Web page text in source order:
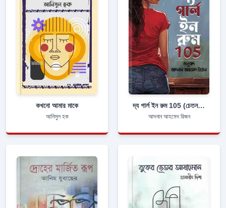
কখনো আমার মাকে
আনিসুল হক
দ্য গার্ল ইন রুম 105 (চেতন ভগত)
আদনান আহমেদ রিজন